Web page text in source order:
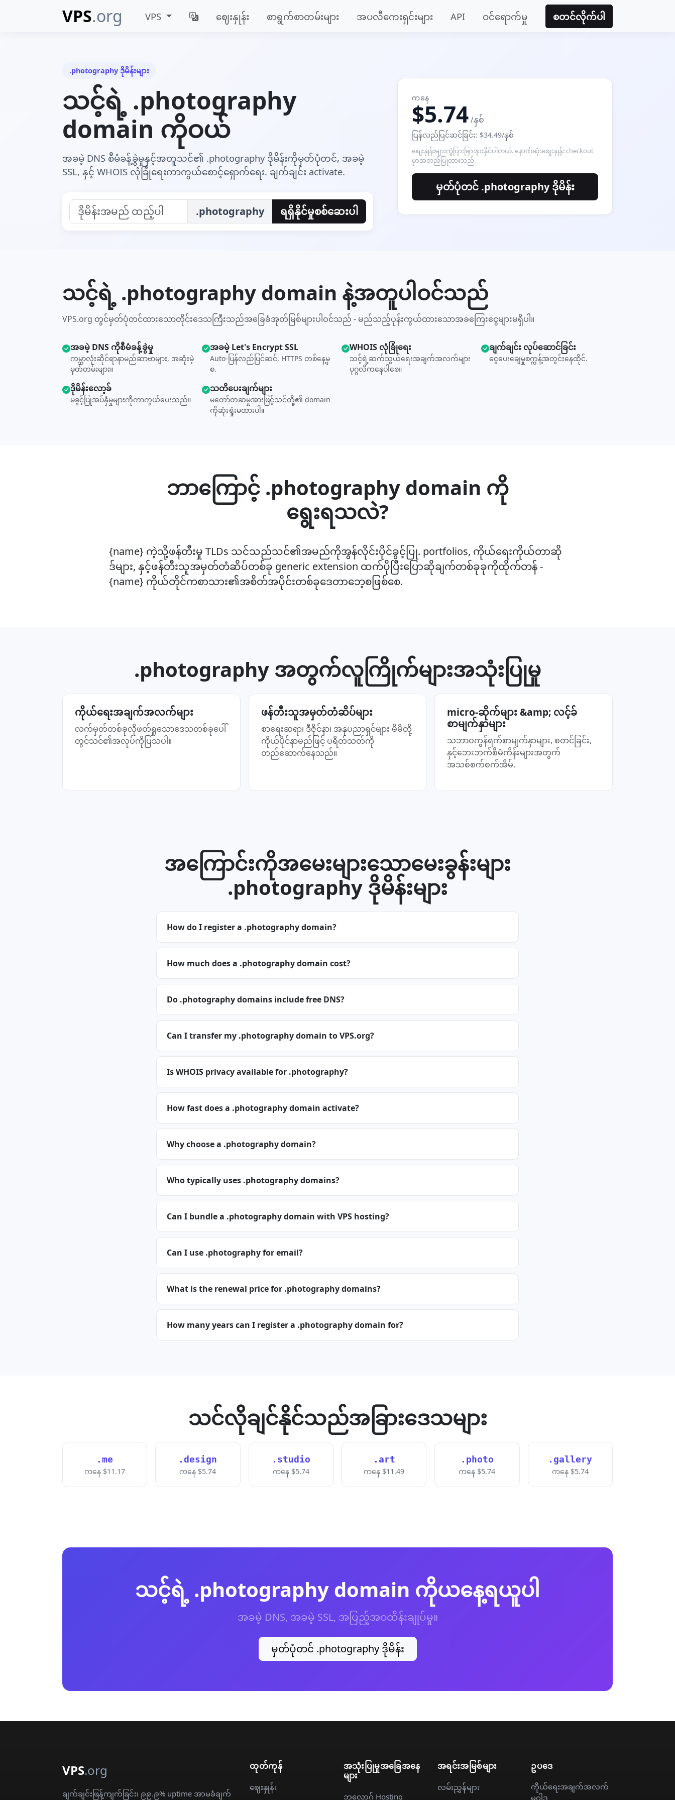
VPS.org VPS ဈေးနှုန်း စာရွက်စာတမ်းများ အပလီကေးရှင်းများ API ဝင်ရောက်မှု စတင်လိုက်ပါ
.photography ဒိုမိန်းများ
သင့်ရဲ့ .photography
domain ကိုဝယ်
အခမဲ့ DNS စီမံခန့်ခွဲမှုနှင့်အတူသင်၏ .photography ဒိုမိန်းကိုမှတ်ပုံတင်, အခမဲ့
SSL, နှင့် WHOIS လုံခြုံရေးကာကွယ်စောင့်ရှောက်ရေး. ချက်ချင်း activate.
.photography ရရှိနိုင်မှုစစ်ဆေးပါ
ကနေ
$5.74/နှစ်
ပြန်လည်ပြင်ဆင်ခြင်း: $34.49/နှစ်
စျေးနှုန်းများကွဲပြားခြားနားနိုင်ပါတယ်. နောက်ဆုံးစျေးနှုန်း checkout
မှာအတည်ပြုထားသည်.
မှတ်ပုံတင် .photography ဒိုမိန်း
သင့်ရဲ့ .photography domain နဲ့အတူပါဝင်သည်
VPS.org တွင်မှတ်ပုံတင်ထားသောတိုင်းဒေသကြီးသည်အခြေခံအုတ်မြစ်များပါဝင်သည် - မည်သည့်ပုန်းကွယ်ထားသောအခကြေးငွေများမရှိပါ။
အခမဲ့ DNS ကိုစီမံခန့်ခွဲမှု
ကမ္ဘာလုံးဆိုင်ရာနာမည်ဆာဗာများ, အဆုံးမဲ့
မှတ်တမ်းများ။
အခမဲ့ Let's Encrypt SSL
Auto-ပြန်လည်ပြင်ဆင်, HTTPS တစ်နေ့မှ
စ.
WHOIS လုံခြုံရေး
သင့်ရဲ့ဆက်သွယ်ရေးအချက်အလက်များ
ပုဂ္ဂလိကနေပါစေ။
ချက်ချင်း လုပ်ဆောင်ခြင်း
ငွေပေးချေမှုစက္ကန့်အတွင်းနေထိုင်.
ဒိုမိန်းလော့ခ်
မခွင့်ပြုအပ်နှံမှုများကိုကာကွယ်ပေးသည်။
သတိပေးချက်များ
မတော်တဆမှုအားဖြင့်သင်တို့၏ domain
ကိုဆုံးရှုံးမထားပါ။
ဘာကြောင့် .photography domain ကို
ရွေးရသလဲ?
{name} ကဲ့သို့ဖန်တီးမှု TLDs သင်သည်သင်၏အမည်ကိုအွန်လိုင်းပိုင်ခွင့်ပြု. portfolios, ကိုယ်ရေးကိုယ်တာဆို
ဒ်များ, နှင့်ဖန်တီးသူအမှတ်တံဆိပ်တစ်ခု generic extension ထက်ပိုပြီးပြောဆိုချက်တစ်ခုခုကိုထိုက်တန် -
{name} ကိုယ်တိုင်ကစာသား၏အစိတ်အပိုင်းတစ်ခုဒေတာဘေ့စဖြစ်စေ.
.photography အတွက်လူကြိုက်များအသုံးပြုမှု
ကိုယ်ရေးအချက်အလက်များ
လက်မှတ်တစ်ခုလိုဖတ်ရှုသောဒေသတစ်ခုပေါ်
တွင်သင်၏အလုပ်ကိုပြသပါ။
ဖန်တီးသူအမှတ်တံဆိပ်များ
စာရေးဆရာ၊ ဒီဇိုင်နာ၊ အနုပညာရှင်များ မိမိတို့
ကိုယ်ပိုင်နာမည်ဖြင့် ပရိတ်သတ်ကို
တည်ဆောက်နေသည်။
micro-ဆိုက်များ &amp; လင့်ခ်
စာမျက်နှာများ
သဘာဝကွန်ရက်စာမျက်နှာများ, စတင်ခြင်း,
နှင့်ဘေးဘက်စီမံကိန်းများအတွက်
အသစ်စက်စက်အိမ်.
အကြောင်းကိုအမေးများသောမေးခွန်းများ
.photography ဒိုမိန်းများ
How do I register a .photography domain?
How much does a .photography domain cost?
Do .photography domains include free DNS?
Can I transfer my .photography domain to VPS.org?
Is WHOIS privacy available for .photography?
How fast does a .photography domain activate?
Why choose a .photography domain?
Who typically uses .photography domains?
Can I bundle a .photography domain with VPS hosting?
Can I use .photography for email?
What is the renewal price for .photography domains?
How many years can I register a .photography domain for?
သင်လိုချင်နိုင်သည်အခြားဒေသများ
.me
ကနေ $11.17
.design
ကနေ $5.74
.studio
ကနေ $5.74
.art
ကနေ $11.49
.photo
ကနေ $5.74
.gallery
ကနေ $5.74
သင့်ရဲ့ .photography domain ကိုယနေ့ရယူပါ
အခမဲ့ DNS, အခမဲ့ SSL, အပြည့်အဝထိန်းချုပ်မှု။
မှတ်ပုံတင် .photography ဒိုမိန်း
VPS.org
ချက်ချင်းဖြန့်ကျက်ခြင်း၊ ၉၉.၉% uptime အာမခံချက်
ထုတ်ကုန်
ဈေးနှုန်း
အသုံးပြုမှုအခြေအနေ
များ
ဘလော့ဂ် Hosting
အရင်းအမြစ်များ
လမ်းညွှန်များ
ဥပဒေ
ကိုယ်ရေးအချက်အလက်
မူဝါဒ